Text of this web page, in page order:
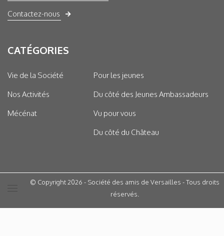
Contactez-nous
CATÉGORIES
Vie de la Société
Nos Activités
Mécénat
Pour les jeunes
Du côté des Jeunes Ambassadeurs
Vu pour vous
Du côté du Château
© Copyright 2026 - Société des amis de Versailles - Tous droits
réservés.